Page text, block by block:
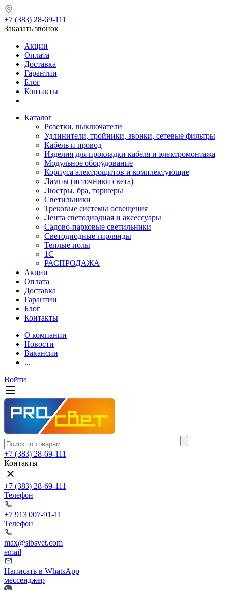
+7 (383) 28-69-111
Заказать звонок
Акции
Оплата
Доставка
Гарантии
Блог
Контакты
Каталог
Розетки, выключатели
Удлинители, тройники, звонки, сетевые фильтры
Кабель и провод
Изделия для прокладки кабеля и электромонтажа
Модульное оборудование
Корпуса электрощитов и комплектующие
Лампы (источники света)
Люстры, бра, торшеры
Светильники
Трековые системы освещения
Лента светодиодная и аксессуары
Садово-парковые светильники
Светодиодные гирлянды
Теплые полы
1С
РАСПРОДАЖА
Акции
Оплата
Доставка
Гарантии
Блог
Контакты
О компании
Новости
Вакансии
...
Войти
+7 (383) 28-69-111
Контакты
+7 (383) 28-69-111
Телефон
+7 913 007-91-11
Телефон
max@sibsvet.com
email
Написать в WhatsApp
мессенджер